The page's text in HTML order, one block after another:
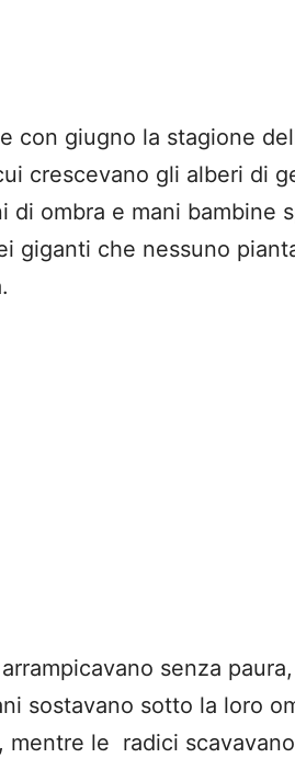
con giugno la stagione
crescevano gli alberi di
di ombra e mani bambine
giganti che nessuno
senza
sostavano sotto la loro
mentre le radici